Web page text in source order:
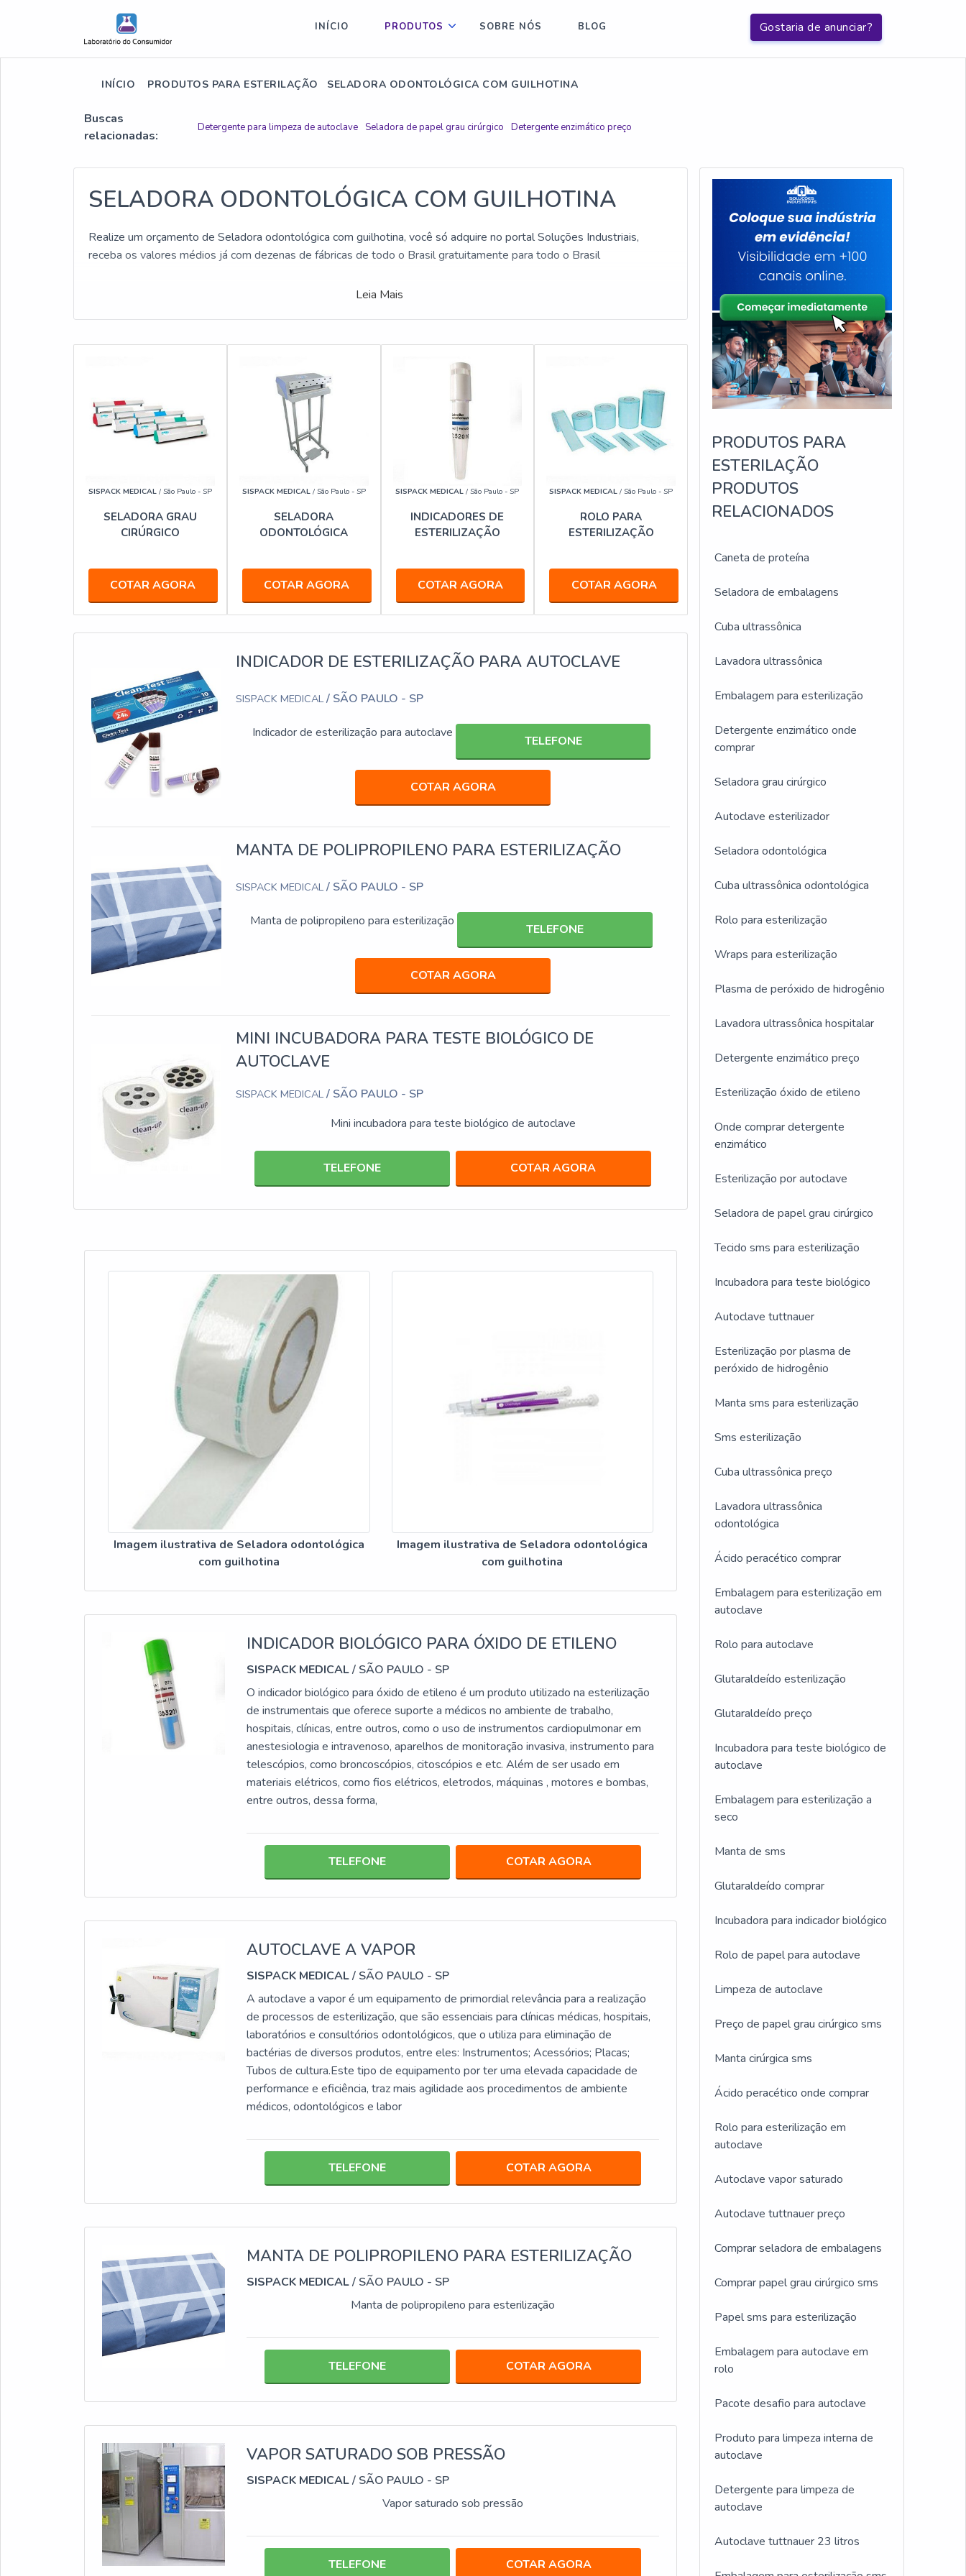
Gostaria de anunciar?
INÍCIO PRODUTOS SOBRE NÓS BLOG
INÍCIO PRODUTOS PARA ESTERILAÇÃO SELADORA ODONTOLÓGICA COM GUILHOTINA
Buscas
relacionadas:
Detergente para limpeza de autoclave Seladora de papel grau cirúrgico Detergente enzimático preço
SELADORA ODONTOLÓGICA COM GUILHOTINA
Realize um orçamento de Seladora odontológica com guilhotina, você só adquire no portal Soluções Industriais,
receba os valores médios já com dezenas de fábricas de todo o Brasil gratuitamente para todo o Brasil
Leia Mais
SISPACK MEDICAL/ São Paulo - SP
SELADORA GRAU
CIRÚRGICO
COTAR AGORA
SISPACK MEDICAL/ São Paulo - SP
SELADORA
ODONTOLÓGICA
COTAR AGORA
SISPACK MEDICAL / São Paulo - SP
INDICADORES DE
ESTERILIZAÇÃO
COTAR AGORA
SISPACK MEDICAL / São Paulo - SP
ROLO PARA
ESTERILIZAÇÃO
COTAR AGORA
INDICADOR DE ESTERILIZAÇÃO PARA AUTOCLAVE
SISPACK MEDICAL/ SÃO PAULO - SP
Indicador de esterilização para autoclave
TELEFONE
COTAR AGORA
MANTA DE POLIPROPILENO PARA ESTERILIZAÇÃO
SISPACK MEDICAL/ SÃO PAULO - SP
Manta de polipropileno para esterilização
TELEFONE
COTAR AGORA
MINI INCUBADORA PARA TESTE BIOLÓGICO DE
AUTOCLAVE
SISPACK MEDICAL/ SÃO PAULO - SP
Mini incubadora para teste biológico de autoclave
TELEFONE COTAR AGORA
Imagem ilustrativa de Seladora odontológica
com guilhotina
Imagem ilustrativa de Seladora odontológica
com guilhotina
INDICADOR BIOLÓGICO PARA ÓXIDO DE ETILENO
SISPACK MEDICAL/ SÃO PAULO - SP
O indicador biológico para óxido de etileno é um produto utilizado na esterilização
de instrumentais que oferece suporte a médicos no ambiente de trabalho,
hospitais, clínicas, entre outros, como o uso de instrumentos cardiopulmonar em
anestesiologia e intravenoso, aparelhos de monitoração invasiva, instrumento para
telescópios, como broncoscópios, citoscópios e etc. Além de ser usado em
materiais elétricos, como fios elétricos, eletrodos, máquinas , motores e bombas,
entre outros, dessa forma,
TELEFONE COTAR AGORA
AUTOCLAVE A VAPOR
SISPACK MEDICAL/ SÃO PAULO - SP
A autoclave a vapor é um equipamento de primordial relevância para a realização
de processos de esterilização, que são essenciais para clínicas médicas, hospitais,
laboratórios e consultórios odontológicos, que o utiliza para eliminação de
bactérias de diversos produtos, entre eles: Instrumentos; Acessórios; Placas;
Tubos de cultura.Este tipo de equipamento por ter uma elevada capacidade de
performance e eficiência, traz mais agilidade aos procedimentos de ambiente
médicos, odontológicos e labor
TELEFONE COTAR AGORA
MANTA DE POLIPROPILENO PARA ESTERILIZAÇÃO
SISPACK MEDICAL/ SÃO PAULO - SP
Manta de polipropileno para esterilização
TELEFONE COTAR AGORA
VAPOR SATURADO SOB PRESSÃO
SISPACK MEDICAL/ SÃO PAULO - SP
Vapor saturado sob pressão
TELEFONE COTAR AGORA
PRODUTOS PARA
ESTERILAÇÃO
PRODUTOS
RELACIONADOS
Caneta de proteína
Seladora de embalagens
Cuba ultrassônica
Lavadora ultrassônica
Embalagem para esterilização
Detergente enzimático onde
comprar
Seladora grau cirúrgico
Autoclave esterilizador
Seladora odontológica
Cuba ultrassônica odontológica
Rolo para esterilização
Wraps para esterilização
Plasma de peróxido de hidrogênio
Lavadora ultrassônica hospitalar
Detergente enzimático preço
Esterilização óxido de etileno
Onde comprar detergente
enzimático
Esterilização por autoclave
Seladora de papel grau cirúrgico
Tecido sms para esterilização
Incubadora para teste biológico
Autoclave tuttnauer
Esterilização por plasma de
peróxido de hidrogênio
Manta sms para esterilização
Sms esterilização
Cuba ultrassônica preço
Lavadora ultrassônica
odontológica
Ácido peracético comprar
Embalagem para esterilização em
autoclave
Rolo para autoclave
Glutaraldeído esterilização
Glutaraldeído preço
Incubadora para teste biológico de
autoclave
Embalagem para esterilização a
seco
Manta de sms
Glutaraldeído comprar
Incubadora para indicador biológico
Rolo de papel para autoclave
Limpeza de autoclave
Preço de papel grau cirúrgico sms
Manta cirúrgica sms
Ácido peracético onde comprar
Rolo para esterilização em
autoclave
Autoclave vapor saturado
Autoclave tuttnauer preço
Comprar seladora de embalagens
Comprar papel grau cirúrgico sms
Papel sms para esterilização
Embalagem para autoclave em
rolo
Pacote desafio para autoclave
Produto para limpeza interna de
autoclave
Detergente para limpeza de
autoclave
Autoclave tuttnauer 23 litros